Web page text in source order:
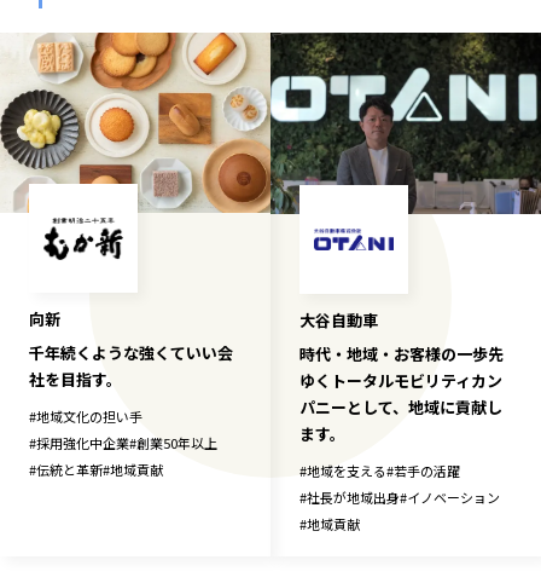
長野エリア
岐阜エリア
静岡エリア
愛知エリア
三重エリア
滋賀エリア
京都エリア
大阪市エリア
堺・泉州エリア
河内エリア
兵庫エリア
鳥取エリア
島根エリア
岡山エリア
広島エリア
山口エリア
徳島エリア
香川エリア
愛媛エリア
高知エリア
福岡エリア
長崎エリア
向新
千年続くような強くていい会
社を目指す。
#地域文化の担い手
#採用強化中企業#創業50年以上
#伝統と革新#地域貢献
大谷自動車
時代・地域・お客様の一歩先
ゆくトータルモビリティカン
パニーとして、地域に貢献し
ます。
#地域を支える#若手の活躍
#社長が地域出身#イノベーション
#地域貢献